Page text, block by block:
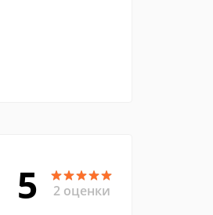
5 2 оценки